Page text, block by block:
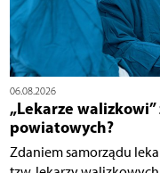
06.08.2026
„Lekarze
powiatowych?
Zdaniem samorządu